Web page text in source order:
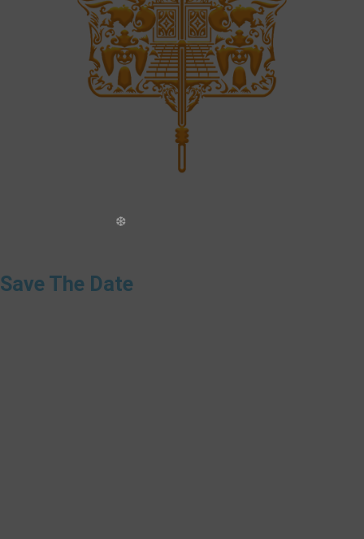
Save The Date